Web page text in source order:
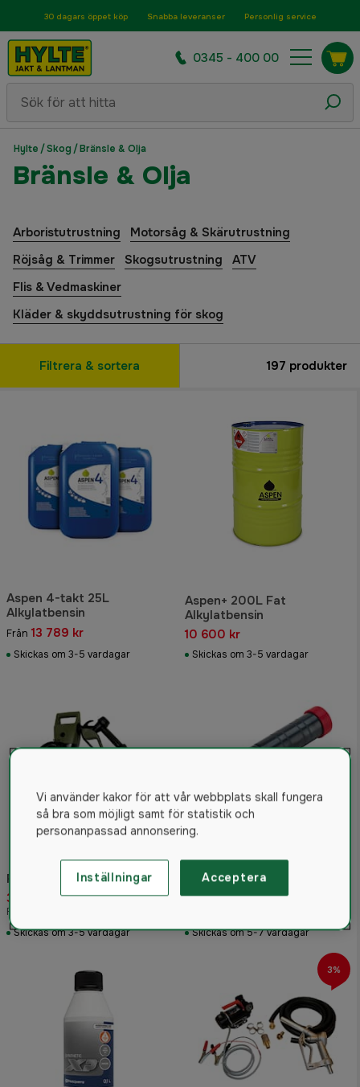
30 dagars öppet köp Snabba leveranser Personlig service
0345 - 400 00
Hylte /Skog /Bränsle & Olja
Bränsle & Olja
Arboristutrustning
Motorsåg & Skärutrustning
Röjsåg & Trimmer
Skogsutrustning
ATV
Flis & Vedmaskiner
Kläder & skyddsutrustning för skog
Filtrera & sortera 197 produkter
Aspen 4-takt 25L
Alkylatbensin
Från 13 789 kr
Skickas om 3-5 vardagar
Aspen+ 200L Fat
Alkylatbensin
10 600 kr
Skickas om 3-5 vardagar
Fatpump 12V, 24V, 230V
3 250 kr
Rek. pris 4 253 kr
Skickas om 3-5 vardagar
Stihl Fettspruta till ASA 85
och topptrissa svärd
70 kr
Skickas om 5-7 vardagar
3%
Vi använder kakor för att vår webbplats skall fungera
så bra som möjligt samt för statistik och
personanpassad annonsering.
Inställningar Acceptera